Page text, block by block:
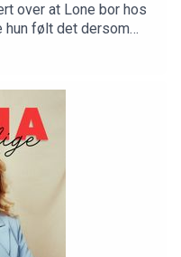
over at Lone bor hos
hun følt det dersom
Hanna OG Lone
får i lønn i måneden.
helt nytt, nemlig at vi
annet andre duoer,
skandaler i bransjen!